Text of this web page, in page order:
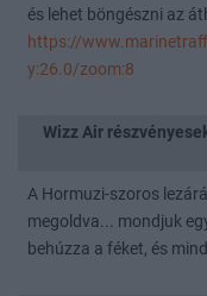
és lehet böngészni az
https://
y:26.0/zoom:8
Wizz Air
A Hormuzi-szoros
megoldva... mondjuk
behúzza a féket, és